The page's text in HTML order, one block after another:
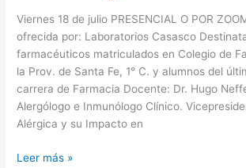
Viernes 18 de julio PRESENCIAL O POR
ofrecida por: Laboratorios Casasco
farmacéuticos matriculados en Colegio de
la Prov. de Santa Fe, 1° C. y alumnos del
carrera de Farmacia Docente: Dr. Hugo
Alergólogo e Inmunólogo Clínico.
Alérgica y su Impacto en
manejo
farmacológico
de
la
rinitis
Leer más »